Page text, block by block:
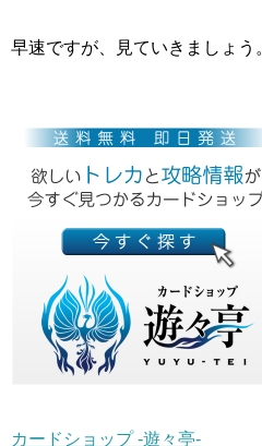
早速ですが、見ていきましょう
カードショップ -遊々亭-